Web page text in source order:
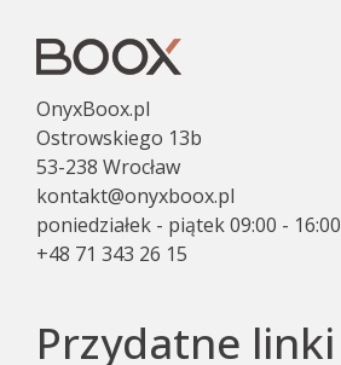
OnyxBoox.pl
Ostrowskiego 13b
53-238 Wrocław
kontakt@onyxboox.pl
poniedziałek - piątek 09:00 - 16:00
+48 71 343 26 15
Przydatne linki